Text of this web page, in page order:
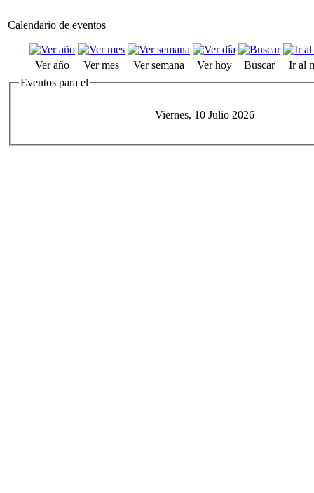
Calendario de eventos
Ver año Ver mes Ver semana Ver hoy Buscar
Ir al
Eventos para el
Viernes, 10 Julio 2026